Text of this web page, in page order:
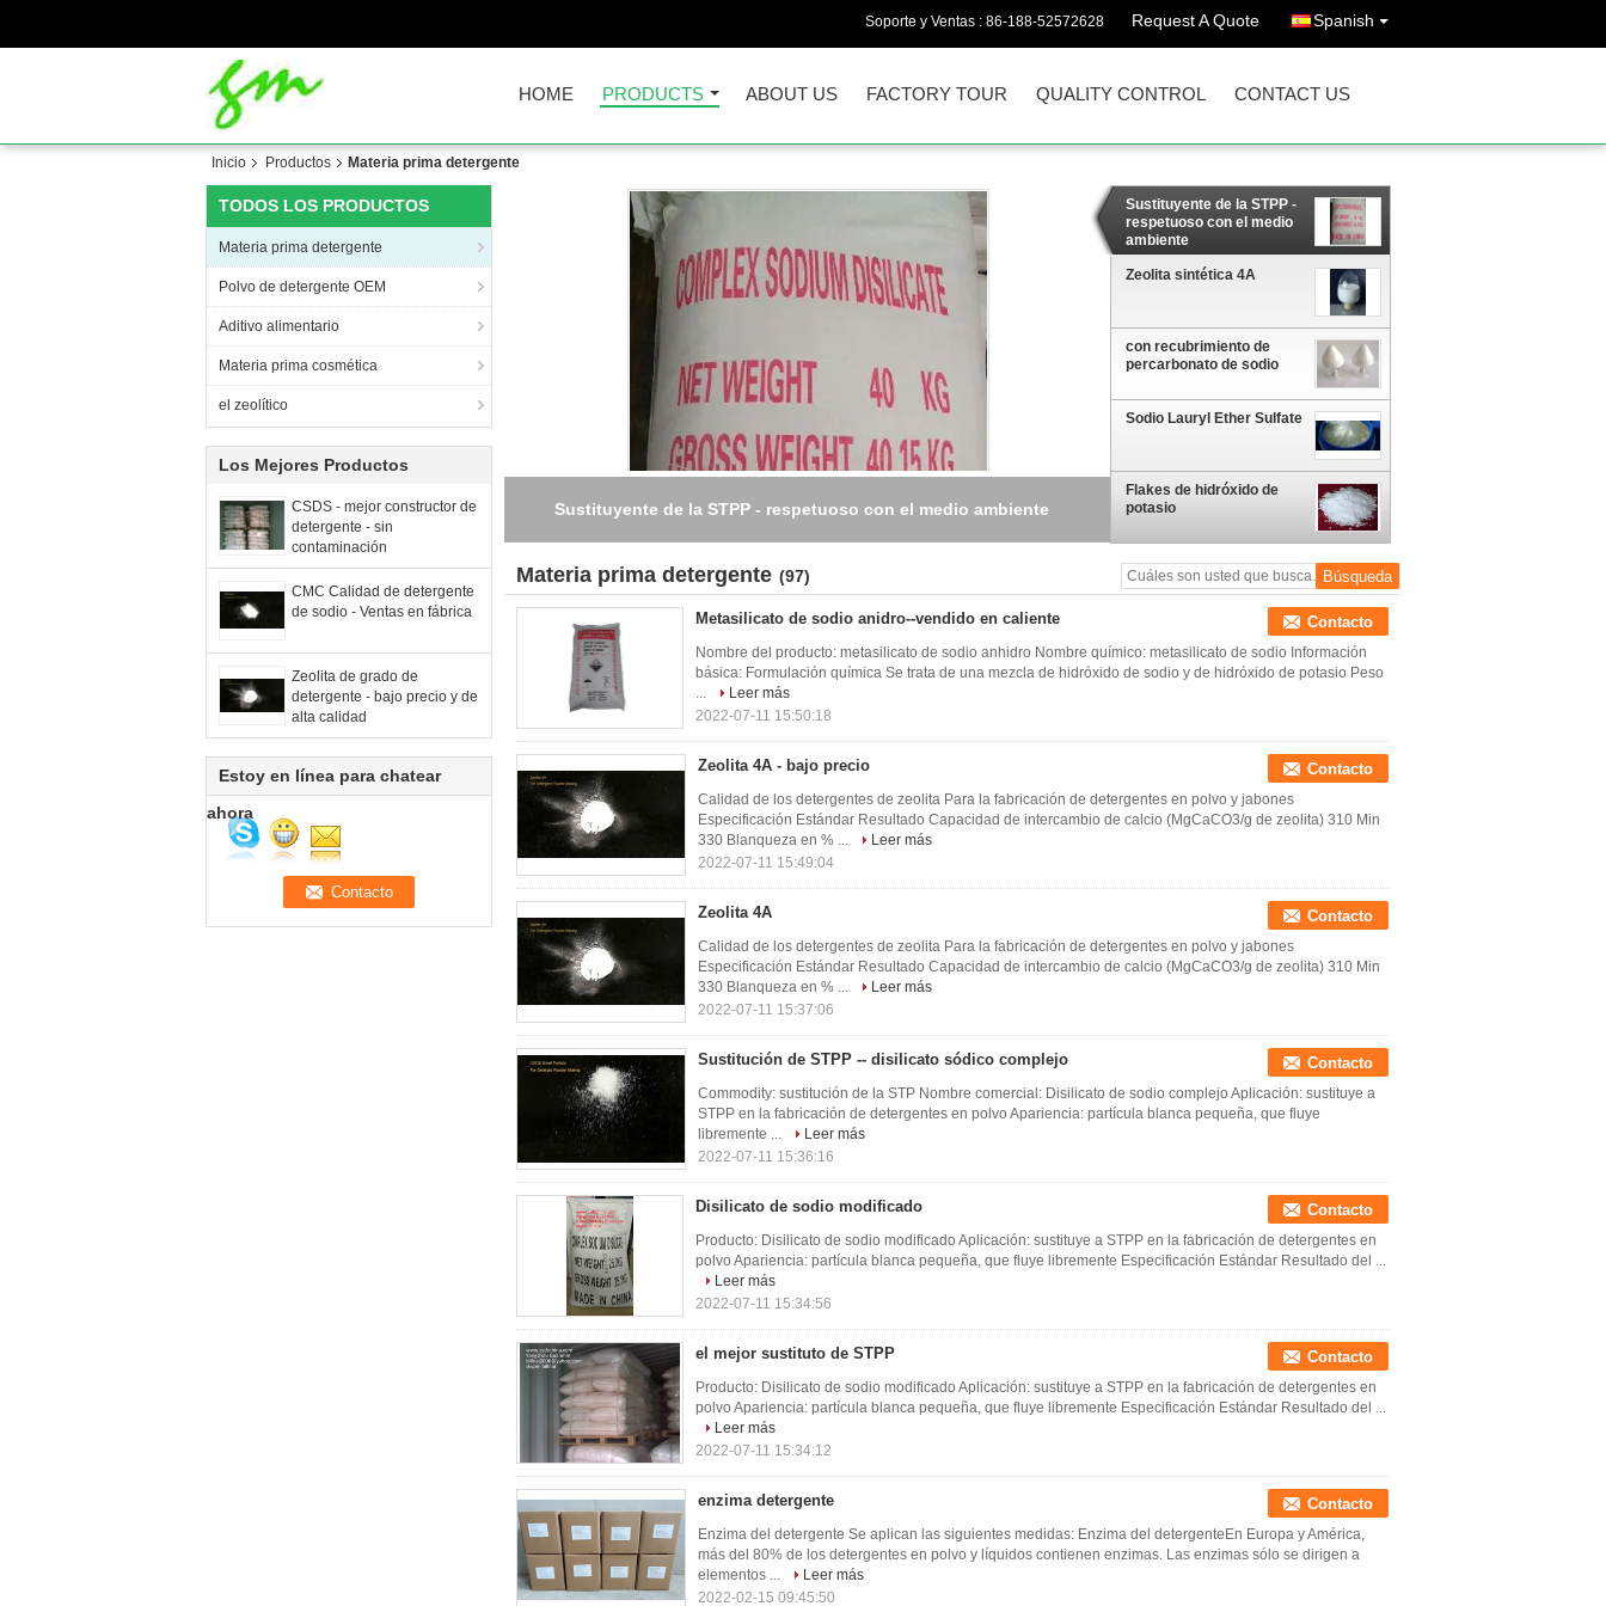
Soporte y Ventas : 86-188-52572628 Request A Quote Spanish
HOME PRODUCTS ABOUT US FACTORY TOUR QUALITY CONTROL CONTACT US
Inicio Productos Materia prima detergente
TODOS LOS PRODUCTOS
Materia prima detergente
Polvo de detergente OEM
Aditivo alimentario
Materia prima cosmética
el zeolítico
Los Mejores Productos
CSDS - mejor constructor de
detergente - sin
contaminación
CMC Calidad de detergente
de sodio - Ventas en fábrica
Zeolita de grado de
detergente - bajo precio y de
alta calidad
Estoy en línea para chatear
ahora
Sustituyente de la STPP - respetuoso con el medio ambiente
Sustituyente de la STPP -
respetuoso con el medio
ambiente
Zeolita sintética 4A
con recubrimiento de
percarbonato de sodio
Sodio Lauryl Ether Sulfate
Flakes de hidróxido de
potasio
Materia prima detergente (97)
Metasilicato de sodio anidro--vendido en caliente Contacto
Nombre del producto: metasilicato de sodio anhidro Nombre químico: metasilicato de sodio Información
básica: Formulación química Se trata de una mezcla de hidróxido de sodio y de hidróxido de potasio Peso
...
Leer más
2022-07-11 15:50:18
Zeolita 4A - bajo precio Contacto
Calidad de los detergentes de zeolita Para la fabricación de detergentes en polvo y jabones
Especificación Estándar Resultado Capacidad de intercambio de calcio (MgCaCO3/g de zeolita) 310 Min
330 Blanqueza en % ...
Leer más
2022-07-11 15:49:04
Zeolita 4A Contacto
Calidad de los detergentes de zeolita Para la fabricación de detergentes en polvo y jabones
Especificación Estándar Resultado Capacidad de intercambio de calcio (MgCaCO3/g de zeolita) 310 Min
330 Blanqueza en % ...
Leer más
2022-07-11 15:37:06
Sustitución de STPP -- disilicato sódico complejo Contacto
Commodity: sustitución de la STP Nombre comercial: Disilicato de sodio complejo Aplicación: sustituye a
STPP en la fabricación de detergentes en polvo Apariencia: partícula blanca pequeña, que fluye
libremente ...
Leer más
2022-07-11 15:36:16
Disilicato de sodio modificado Contacto
Producto: Disilicato de sodio modificado Aplicación: sustituye a STPP en la fabricación de detergentes en
polvo Apariencia: partícula blanca pequeña, que fluye libremente Especificación Estándar Resultado del ...
Leer más
2022-07-11 15:34:56
el mejor sustituto de STPP Contacto
Producto: Disilicato de sodio modificado Aplicación: sustituye a STPP en la fabricación de detergentes en
polvo Apariencia: partícula blanca pequeña, que fluye libremente Especificación Estándar Resultado del ...
Leer más
2022-07-11 15:34:12
enzima detergente Contacto
Enzima del detergente Se aplican las siguientes medidas: Enzima del detergenteEn Europa y América,
más del 80% de los detergentes en polvo y líquidos contienen enzimas. Las enzimas sólo se dirigen a
elementos ...
Leer más
2022-02-15 09:45:50